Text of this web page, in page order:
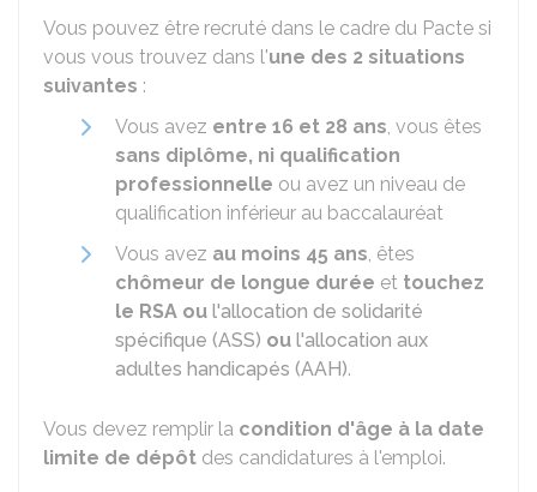
Vous pouvez être recruté dans le cadre du Pacte si
vous vous trouvez dans l'une des 2 situations
suivantes :
Vous avez entre 16 et 28 ans, vous êtes
sans diplôme, ni qualification
professionnelle ou avez un niveau de
qualification inférieur au baccalauréat
Vous avez au moins 45 ans, êtes
chômeur de longue durée et touchez
le RSA ou l'allocation de solidarité
spécifique (ASS) ou l'allocation aux
adultes handicapés (AAH).
Vous devez remplir la condition d'âge à la date
limite de dépôt des candidatures à l'emploi.